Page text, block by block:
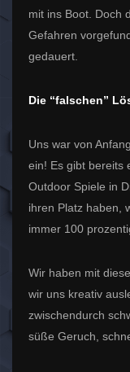
mit ins Boot. Doch
Gefahren
gedauert.
Die “falschen”
Uns war von
ein! Es gibt bereits
Outdoor Spiele in
ihren Platz haben,
immer 100
Wir haben mit
wir uns kreativ
zwischendurch
süße Geruch,